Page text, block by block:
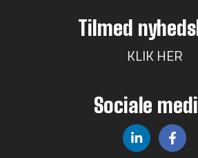
Tilmed
KLIK HER
Sociale